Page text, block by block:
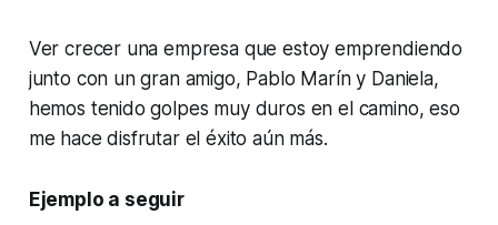
Ver crecer una empresa que estoy emprendiendo
junto con un gran amigo, Pablo Marín y Daniela,
hemos tenido golpes muy duros en el camino, eso
me hace disfrutar el éxito aún más.
Ejemplo a seguir